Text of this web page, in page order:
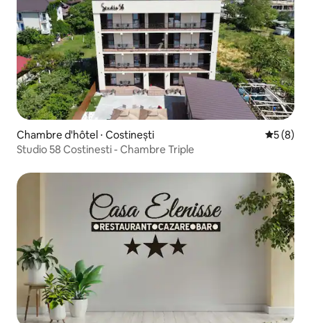
Chambre d'hôtel ⋅ Costinești
5 (8)
Studio 58 Costinesti - Chambre Triple